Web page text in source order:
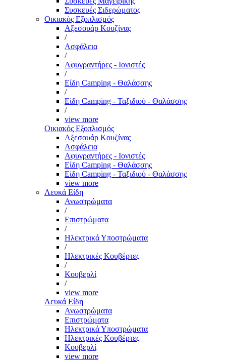
Συσκευές Σιδερώματος
Οικιακός Εξοπλισμός
Αξεσουάρ Κουζίνας
/
Ασφάλεια
/
Αφυγραντήρες - Ιονιστές
/
Είδη Camping - Θαλάσσης
/
Είδη Camping - Ταξιδιού - Θαλάσσης
/
view more
Οικιακός Εξοπλισμός
Αξεσουάρ Κουζίνας
Ασφάλεια
Αφυγραντήρες - Ιονιστές
Είδη Camping - Θαλάσσης
Είδη Camping - Ταξιδιού - Θαλάσσης
view more
Λευκά Είδη
Ανωστρώματα
/
Επιστρώματα
/
Ηλεκτρικά Υποστρώματα
/
Ηλεκτρικές Κουβέρτες
/
Κουβερλί
/
view more
Λευκά Είδη
Ανωστρώματα
Επιστρώματα
Ηλεκτρικά Υποστρώματα
Ηλεκτρικές Κουβέρτες
Κουβερλί
view more